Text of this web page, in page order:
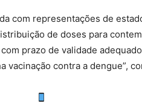
com representações de
de doses para
prazo de validade
vacinação contra a dengue”,